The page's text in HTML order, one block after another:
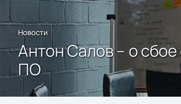
Новости
Антон Салов – о
ПО